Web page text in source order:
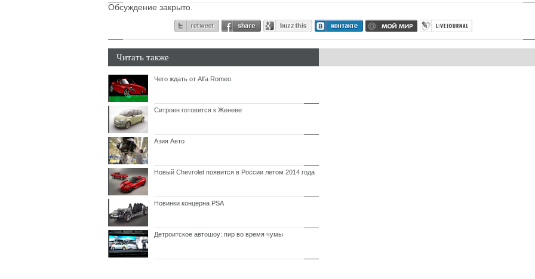
Обсуждение закрыто.
Читать также
Чего ждать от Alfa Romeо
Ситроен готовится к Женеве
Азия Авто
Новый Chevrolet появится в России летом 2014 года
Новинки концерна PSA
Детроитское автошоу: пир во время чумы